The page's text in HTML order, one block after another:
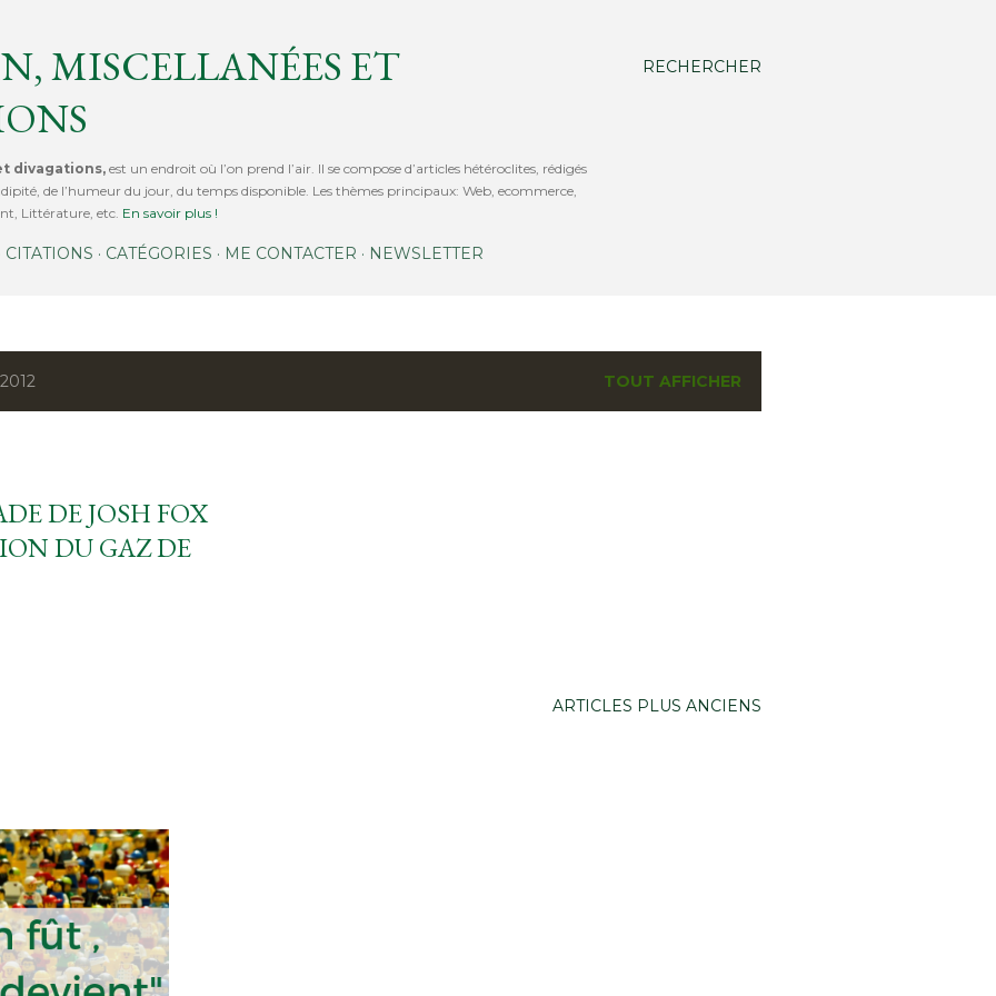
RECHERCHER
MISCELLANÉES ET
divagations, est un endroit où l’on prend l’air. Il se compose d’articles hétéroclites, rédigés
de l’humeur du jour, du temps disponible. Les thèmes principaux: Web, ecommerce,
Littérature, etc. En savoir plus !
CITATIONS CATÉGORIES ME CONTACTER NEWSLETTER
TOUT AFFICHER
DE JOSH FOX
DU GAZ DE
ARTICLES PLUS ANCIENS